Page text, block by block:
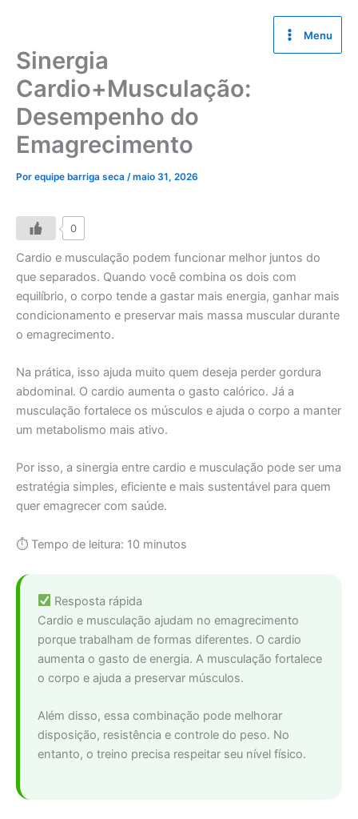
conteúdo
Menu
Sinergia
Cardio+Musculação:
Desempenho do
Emagrecimento
Por equipe barriga seca /maio 31, 2026
0
Cardio e musculação podem funcionar melhor juntos do
que separados. Quando você combina os dois com
equilíbrio, o corpo tende a gastar mais energia, ganhar mais
condicionamento e preservar mais massa muscular durante
o emagrecimento.
Na prática, isso ajuda muito quem deseja perder gordura
abdominal. O cardio aumenta o gasto calórico. Já a
musculação fortalece os músculos e ajuda o corpo a manter
um metabolismo mais ativo.
Por isso, a sinergia entre cardio e musculação pode ser uma
estratégia simples, eficiente e mais sustentável para quem
quer emagrecer com saúde.
⏱ Tempo de leitura: 10 minutos
Resposta rápida
Cardio e musculação ajudam no emagrecimento
porque trabalham de formas diferentes. O cardio
aumenta o gasto de energia. A musculação fortalece
o corpo e ajuda a preservar músculos.
Além disso, essa combinação pode melhorar
disposição, resistência e controle do peso. No
entanto, o treino precisa respeitar seu nível físico.